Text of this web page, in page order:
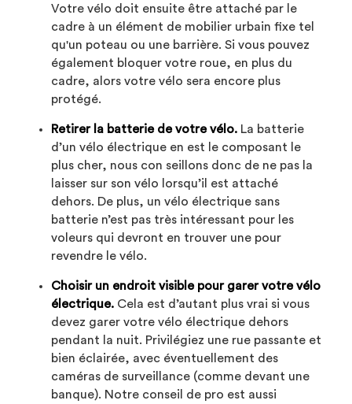
Votre vélo doit ensuite être attaché par le
cadre à un élément de mobilier urbain fixe tel
qu'un poteau ou une barrière. Si vous pouvez
également bloquer votre roue, en plus du
cadre, alors votre vélo sera encore plus
protégé.
Retirer la batterie de votre vélo. La batterie
d’un vélo électrique en est le composant le
plus cher, nous con seillons donc de ne pas la
laisser sur son vélo lorsqu’il est attaché
dehors. De plus, un vélo électrique sans
batterie n’est pas très intéressant pour les
voleurs qui devront en trouver une pour
revendre le vélo.
Choisir un endroit visible pour garer votre vélo
électrique. Cela est d’autant plus vrai si vous
devez garer votre vélo électrique dehors
pendant la nuit. Privilégiez une rue passante et
bien éclairée, avec éventuellement des
caméras de surveillance (comme devant une
banque). Notre conseil de pro est aussi